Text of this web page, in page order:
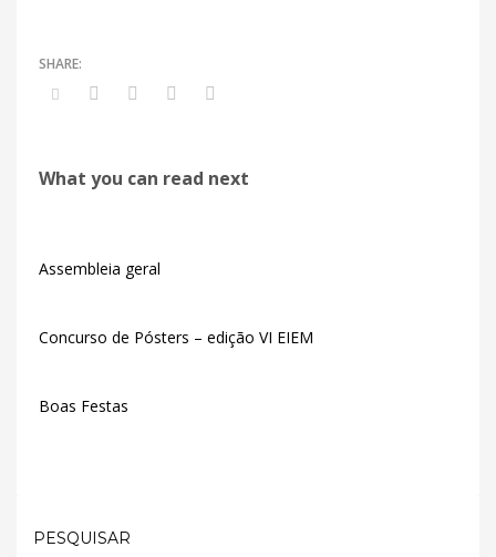
What you can read next
Assembleia geral
Concurso de Pósters – edição VI EIEM
Boas Festas
PESQUISAR